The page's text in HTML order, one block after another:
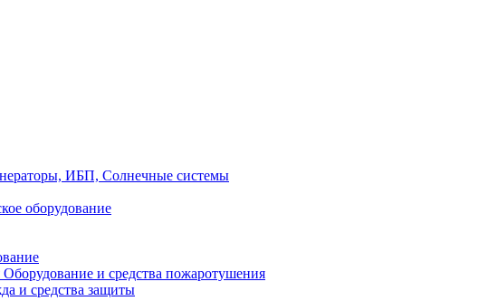
ИБП, Солнечные системы
оборудование
Оборудование и средства пожаротушения
и средства защиты